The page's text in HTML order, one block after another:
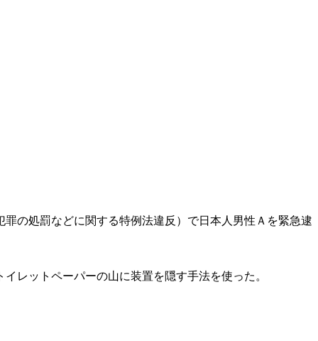
の処罰などに関する特例法違反）で日本人男性Ａを緊急逮
レットペーパーの山に装置を隠す手法を使った。